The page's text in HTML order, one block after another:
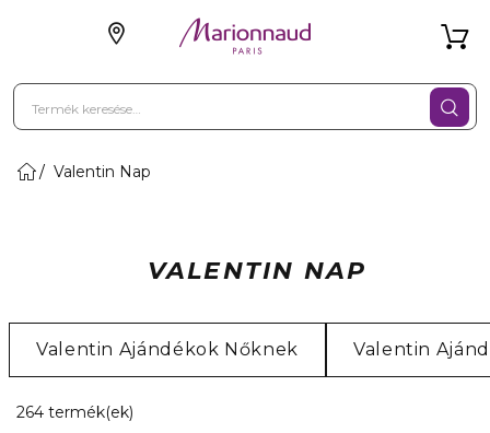
Valentin Nap
VALENTIN NAP
Valentin Ajándékok Nőknek Valentin
264 termék(ek)